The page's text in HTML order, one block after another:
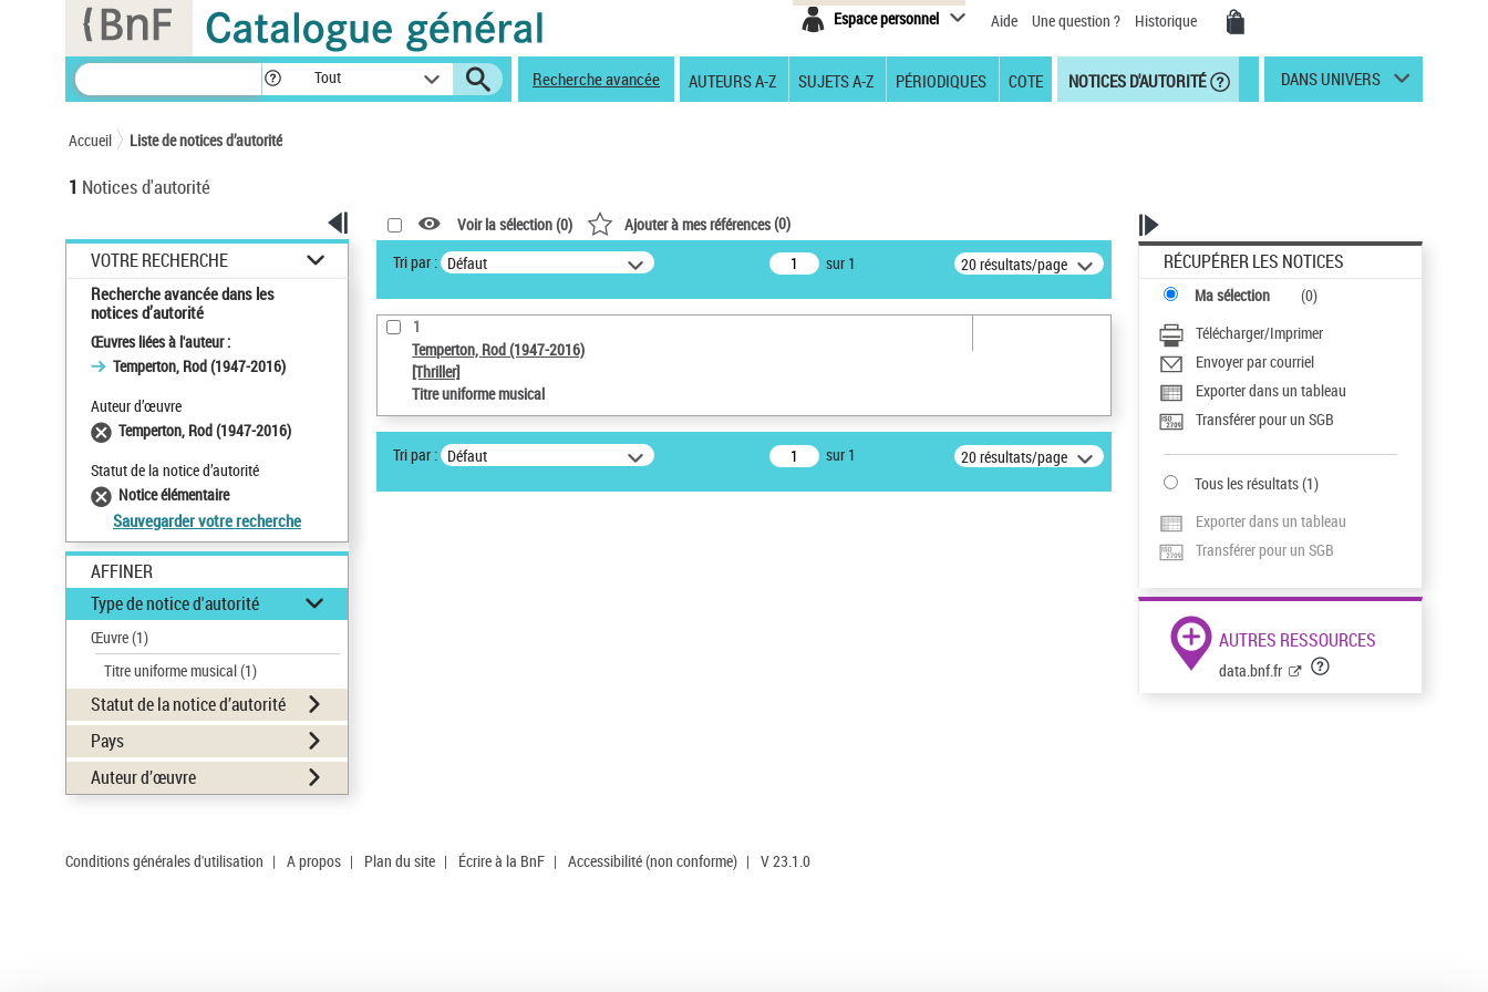
Espace personnel Aide Une question ? Historique
Tout Recherche avancée AUTEURS A-Z SUJETS A-Z PÉRIODIQUES COTE NOTICES D'AUTORITÉ DANS UNIVERS
Accueil Liste de notices d’autorité
1 Notices d'autorité
VOTRE RECHERCHE
Recherche avancée dans les
notices d’autorité
Œuvres liées à l'auteur :
Temperton, Rod (1947-2016)
Auteur d’œuvre
Temperton, Rod (1947-2016)
Statut de la notice d’autorité
Notice élémentaire
Sauvegarder votre recherche
AFFINER
Type de notice d'autorité
Œuvre(1)
Titre uniforme musical(1)
Statut de la notice d’autorité
Pays
Auteur d’œuvre
Voir la sélection (0) Ajouter à mes références(0)
Tri par : Défaut sur 1 20 résultats/page
1
Temperton, Rod (1947-2016)
[Thriller]
Titre uniforme musical
Tri par : Défaut sur 1 20 résultats/page
RÉCUPÉRER LES NOTICES
Ma sélection (0)
Télécharger/Imprimer
Envoyer par courriel
Exporter dans un tableau
Transférer pour un SGB
Tous les résultats(1)
Exporter dans un tableau
Transférer pour un SGB
AUTRES RESSOURCES
data.bnf.fr
Conditions générales d'utilisation | A propos | Plan du site | Écrire à la BnF | Accessibilité (non conforme) | V 23.1.0
Panneau de gestion des cookies